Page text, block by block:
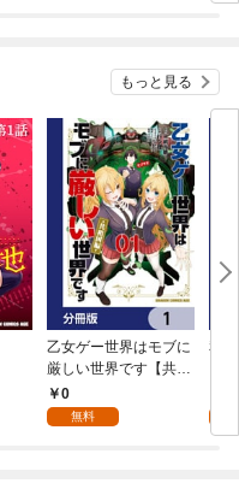
もっと見る
乙女ゲー世界はモブに
厳しい世界です【共和
国編】【分冊版】 1
0
無料
私
を
版